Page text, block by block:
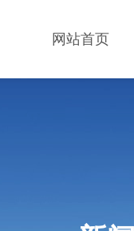
网站首页